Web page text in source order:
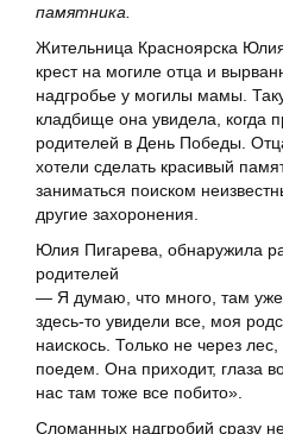
памятника.
Жительница Красноярска
крест на могиле отца и
надгробье у могилы мамы.
кладбище она увидела, когда
родителей в День Победы.
хотели сделать красивый
заниматься поиском
другие захоронения.
Юлия Пигарева, обнаружила
родителей
— Я думаю, что много, там
здесь-то увидели все, моя
наискось. Только не через
поедем. Она приходит, глаза
нас там тоже все побито».
Сломанных надгробий сразу